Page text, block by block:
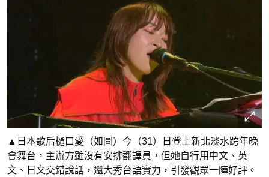
▲日本歌后樋口愛（如圖）今（31）日登上新北淡水跨年晚
會舞台，主辦方雖沒有安排翻譯員，但她自行用中文、英
文、日文交錯說話，還大秀台語實力，引發觀眾一陣好評。